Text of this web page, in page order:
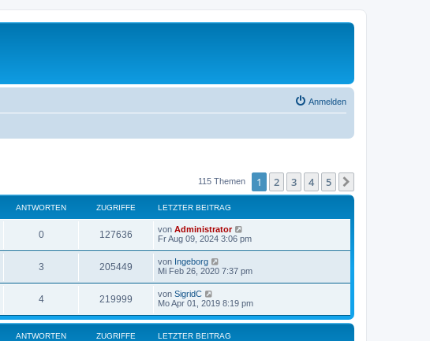
Anmelden
115 Themen 1 2 3 4 5
ANTWORTEN ZUGRIFFE LETZTER BEITRAG
0 127636 von Administrator
Fr Aug 09, 2024 3:06 pm
3 205449 von Ingeborg
Mi Feb 26, 2020 7:37 pm
4 219999 von SigridC
Mo Apr 01, 2019 8:19 pm
ANTWORTEN ZUGRIFFE LETZTER BEITRAG